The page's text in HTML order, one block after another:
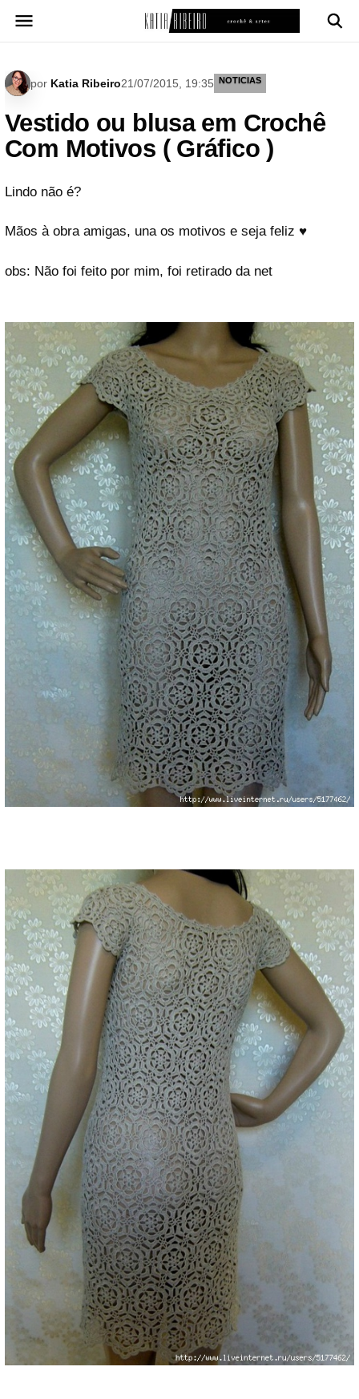
para
por Katia Ribeiro21/07/2015, 19:35 NOTICIAS
Vestido ou blusa em Crochê
Com Motivos ( Gráfico )
Lindo não é?
Mãos à obra amigas, una os motivos e seja feliz ♥
obs: Não foi feito por mim, foi retirado da net